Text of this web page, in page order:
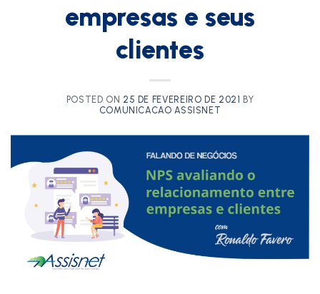
empresas e seus
clientes
POSTED ON 25 DE FEVEREIRO DE 2021 BY
COMUNICACAO ASSISNET